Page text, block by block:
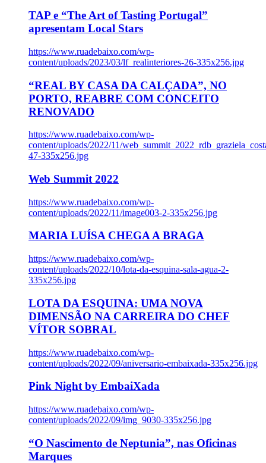
TAP e “The Art of Tasting Portugal”
apresentam Local Stars
https://www.ruadebaixo.com/wp-
content/uploads/2023/03/lf_realinteriores-26-335x256.jpg
“REAL BY CASA DA CALÇADA”, NO
PORTO, REABRE COM CONCEITO
RENOVADO
https://www.ruadebaixo.com/wp-
content/uploads/2022/11/
47-335x256.jpg
Web Summit 2022
https://www.ruadebaixo.com/wp-
content/uploads/2022/11/image003-2-335x256.jpg
MARIA LUÍSA CHEGA A BRAGA
https://www.ruadebaixo.com/wp-
content/uploads/2022/10/lota-da-esquina-sala-agua-2-
335x256.jpg
LOTA DA ESQUINA: UMA NOVA
DIMENSÃO NA CARREIRA DO CHEF
VÍTOR SOBRAL
https://www.ruadebaixo.com/wp-
content/uploads/2022/09/aniversario-embaixada-335x256.jpg
Pink Night by EmbaiXada
https://www.ruadebaixo.com/wp-
content/uploads/2022/09/img_9030-335x256.jpg
“O Nascimento de Neptunia”, nas Oficinas
Marques